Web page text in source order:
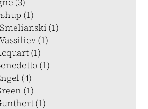
(1)
(1)
(1)
(1)
(1)
(4)
(1)
(1)